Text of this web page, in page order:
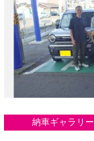
納車ギャラリー